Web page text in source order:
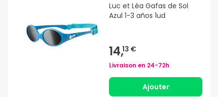
Luc et Léa Gafas de Sol
Azul 1-3 años 1ud
14,13 €
Livraison en 24-72h
Ajouter